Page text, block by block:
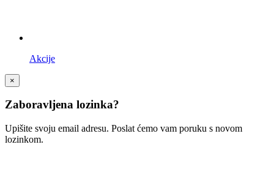
Akcije
×
Zaboravljena lozinka?
Upišite svoju email adresu. Poslat ćemo vam poruku s novom
lozinkom.